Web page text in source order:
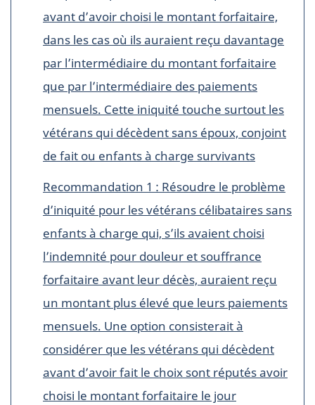
avant d’avoir choisi le montant forfaitaire,
dans les cas où ils auraient reçu davantage
par l’intermédiaire du montant forfaitaire
que par l’intermédiaire des paiements
mensuels. Cette iniquité touche surtout les
vétérans qui décèdent sans époux, conjoint
de fait ou enfants à charge survivants
Recommandation 1 : Résoudre le problème
d’iniquité pour les vétérans célibataires sans
enfants à charge qui, s’ils avaient choisi
l’indemnité pour douleur et souffrance
forfaitaire avant leur décès, auraient reçu
un montant plus élevé que leurs paiements
mensuels. Une option consisterait à
considérer que les vétérans qui décèdent
avant d’avoir fait le choix sont réputés avoir
choisi le montant forfaitaire le jour